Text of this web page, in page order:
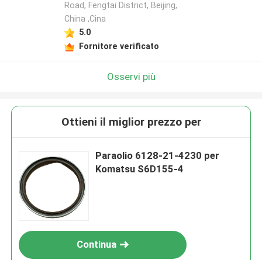
Road, Fengtai District, Beijing,
China ,Cina
5.0
Fornitore verificato
Osservi più
Ottieni il miglior prezzo per
Paraolio 6128-21-4230 per
Komatsu S6D155-4
Continua